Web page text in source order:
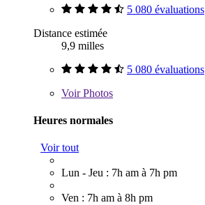
5 080 évaluations
Distance estimée
9,9 milles
5 080 évaluations
VoirPhotos
Heures normales
Voir tout
Lun - Jeu : 7h am à 7h pm
Ven : 7h am à 8h pm